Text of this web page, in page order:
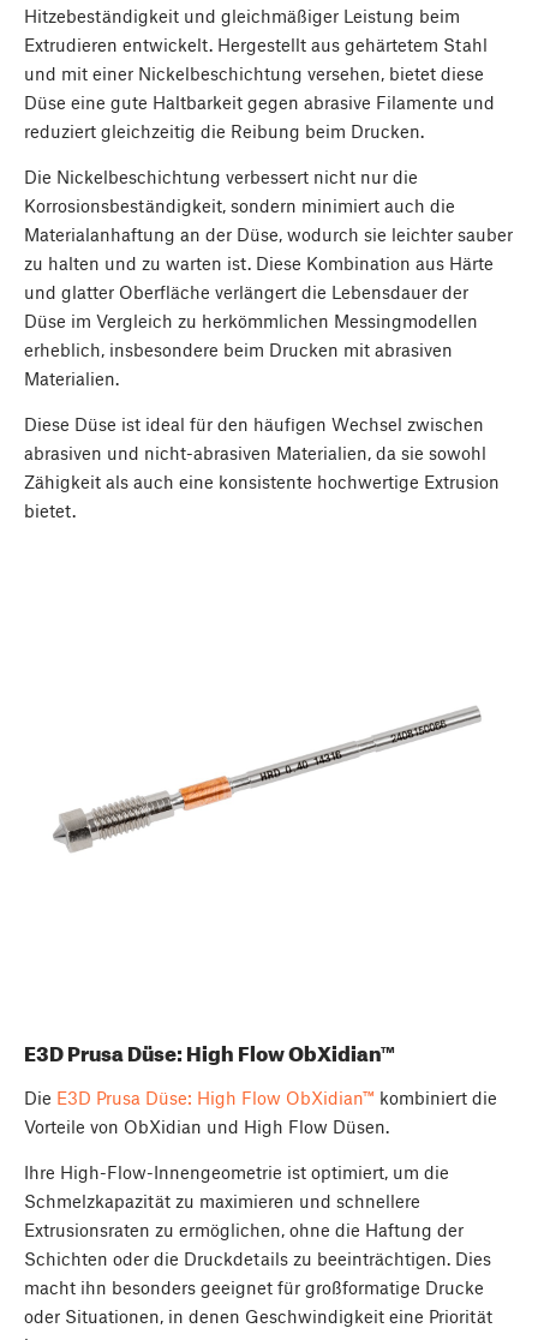
Hitzebeständigkeit und gleichmäßiger Leistung beim
Extrudieren entwickelt. Hergestellt aus gehärtetem Stahl
und mit einer Nickelbeschichtung versehen, bietet diese
Düse eine gute Haltbarkeit gegen abrasive Filamente und
reduziert gleichzeitig die Reibung beim Drucken.
Die Nickelbeschichtung verbessert nicht nur die
Korrosionsbeständigkeit, sondern minimiert auch die
Materialanhaftung an der Düse, wodurch sie leichter sauber
zu halten und zu warten ist. Diese Kombination aus Härte
und glatter Oberfläche verlängert die Lebensdauer der
Düse im Vergleich zu herkömmlichen Messingmodellen
erheblich, insbesondere beim Drucken mit abrasiven
Materialien.
Diese Düse ist ideal für den häufigen Wechsel zwischen
abrasiven und nicht-abrasiven Materialien, da sie sowohl
Zähigkeit als auch eine konsistente hochwertige Extrusion
bietet.
E3D Prusa Düse: High Flow ObXidian™
Die E3D Prusa Düse: High Flow ObXidian™ kombiniert die
Vorteile von ObXidian und High Flow Düsen.
Ihre High-Flow-Innengeometrie ist optimiert, um die
Schmelzkapazität zu maximieren und schnellere
Extrusionsraten zu ermöglichen, ohne die Haftung der
Schichten oder die Druckdetails zu beeinträchtigen. Dies
macht ihn besonders geeignet für großformatige Drucke
oder Situationen, in denen Geschwindigkeit eine Priorität